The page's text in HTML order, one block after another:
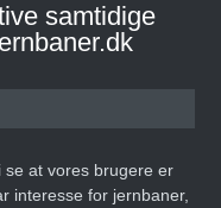
samtidige
se at vores brugere er
interesse for jernbaner,